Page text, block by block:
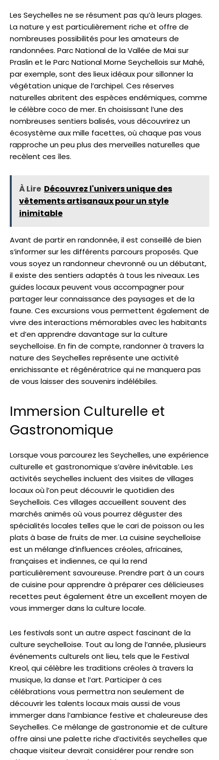
Les Seychelles ne se résument pas qu’à leurs plages.
La nature y est particulièrement riche et offre de
nombreuses possibilités pour les amateurs de
randonnées. Parc National de la Vallée de Mai sur
Praslin et le Parc National Morne Seychellois sur Mahé,
par exemple, sont des lieux idéaux pour sillonner la
végétation unique de l’archipel. Ces réserves
naturelles abritent des espèces endémiques, comme
le célèbre coco de mer. En choisissant l’une des
nombreuses sentiers balisés, vous découvrirez un
écosystème aux mille facettes, où chaque pas vous
rapproche un peu plus des merveilles naturelles que
recèlent ces îles.
À Lire Découvrez l'univers unique des
vêtements artisanaux pour un style
inimitable
Avant de partir en randonnée, il est conseillé de bien
s’informer sur les différents parcours proposés. Que
vous soyez un randonneur chevronné ou un débutant,
il existe des sentiers adaptés à tous les niveaux. Les
guides locaux peuvent vous accompagner pour
partager leur connaissance des paysages et de la
faune. Ces excursions vous permettent également de
vivre des interactions mémorables avec les habitants
et d’en apprendre davantage sur la culture
seychelloise. En fin de compte, randonner à travers la
nature des Seychelles représente une activité
enrichissante et régénératrice qui ne manquera pas
de vous laisser des souvenirs indélébiles.
Immersion Culturelle et
Gastronomique
Lorsque vous parcourez les Seychelles, une expérience
culturelle et gastronomique s’avère inévitable. Les
activités seychelles incluent des visites de villages
locaux où l’on peut découvrir le quotidien des
Seychellois. Ces villages accueillent souvent des
marchés animés où vous pourrez déguster des
spécialités locales telles que le cari de poisson ou les
plats à base de fruits de mer. La cuisine seychelloise
est un mélange d’influences créoles, africaines,
françaises et indiennes, ce qui la rend
particulièrement savoureuse. Prendre part à un cours
de cuisine pour apprendre à préparer ces délicieuses
recettes peut également être un excellent moyen de
vous immerger dans la culture locale.
Les festivals sont un autre aspect fascinant de la
culture seychelloise. Tout au long de l’année, plusieurs
événements culturels ont lieu, tels que le Festival
Kreol, qui célèbre les traditions créoles à travers la
musique, la danse et l’art. Participer à ces
célébrations vous permettra non seulement de
découvrir les talents locaux mais aussi de vous
immerger dans l’ambiance festive et chaleureuse des
Seychelles. Ce mélange de gastronomie et de culture
offre ainsi une palette riche d’activités seychelles que
chaque visiteur devrait considérer pour rendre son